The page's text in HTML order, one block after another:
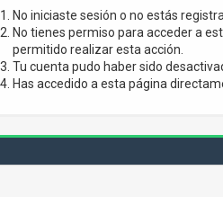
No iniciaste sesión o no estás
No tienes permiso para acceder a
permitido realizar esta acción.
Tu cuenta pudo haber sido
Has accedido a esta página